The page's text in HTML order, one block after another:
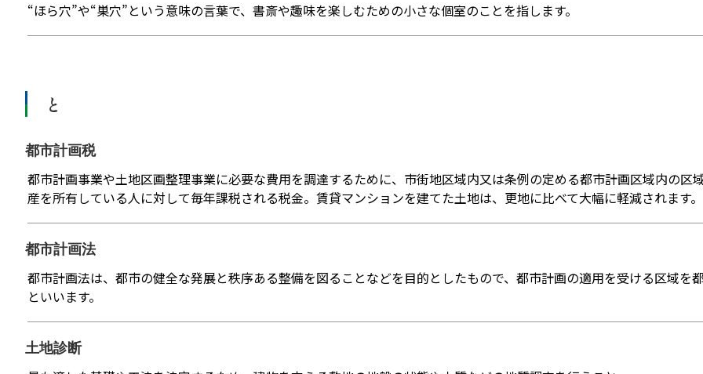
“ほら穴”や“巣穴”という意味の言葉で、書斎や趣味を楽しむための小さな個室のことを指します。
と
都市計画税
都市計画事業や土地区画整理事業に必要な費用を調達するために、市街地区域内又は条例の定める都市計画区域内の区
産を所有している人に対して毎年課税される税金。賃貸マンションを建てた土地は、更地に比べて大幅に軽減されます。
都市計画法
都市計画法は、都市の健全な発展と秩序ある整備を図ることなどを目的としたもので、都市計画の適用を受ける区域を
といいます。
土地診断